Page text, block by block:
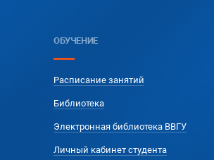
ОБУЧЕНИЕ
Расписание занятий
Библиотека
Электронная библиотека ВВГУ
Личный кабинет студента